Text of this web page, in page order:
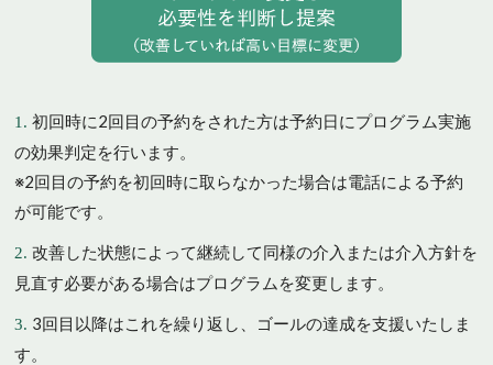
初回時に2回目の予約をされた方は予約日にプログラム実施
の効果判定を行います。
※2回目の予約を初回時に取らなかった場合は電話による予約
が可能です。
改善した状態によって継続して同様の介入または介入方針を
見直す必要がある場合はプログラムを変更します。
3回目以降はこれを繰り返し、ゴールの達成を支援いたしま
す。